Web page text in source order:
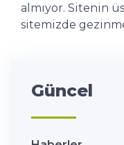
almıyor. Sitenin
sitemizde
Güncel